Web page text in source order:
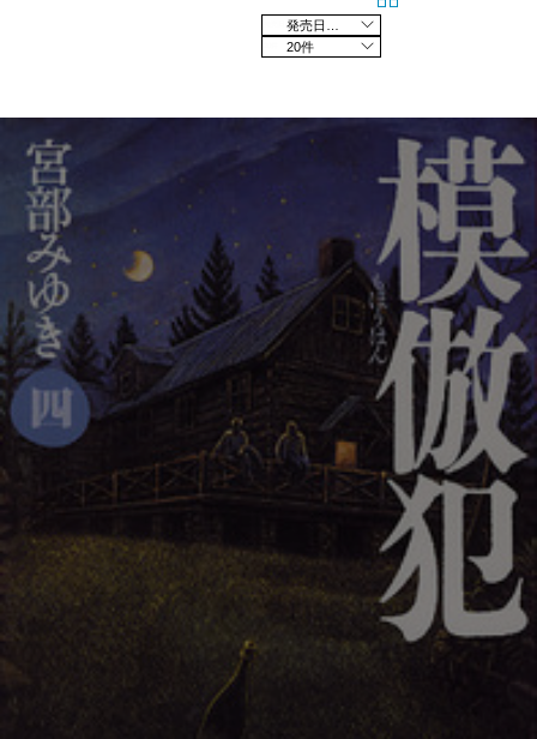
20件